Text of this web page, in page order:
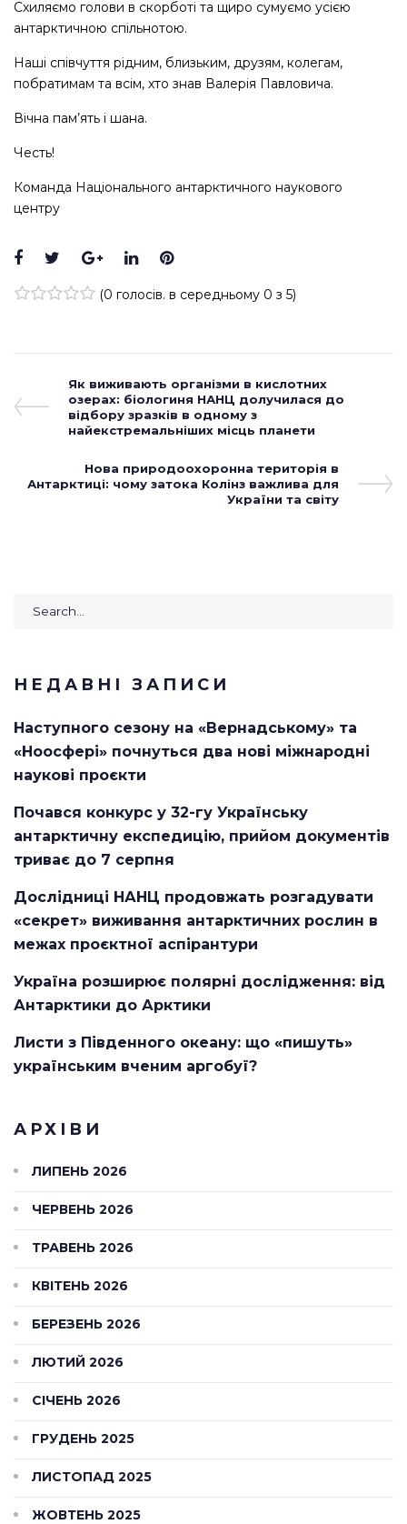
Схиляємо голови в скорботі та щиро сумуємо усією
антарктичною спільнотою.
Наші співчуття рідним, близьким, друзям, колегам,
побратимам та всім, хто знав Валерія Павловича.
Вічна пам’ять і шана.
Честь!
Команда Національного антарктичного наукового
центру
Facebook
TwitterGoogle+
LinkedInPinterest
(0 голосів. в середньому 0 з 5)
Навігація
записів
Previous
Post
Як виживають організми в кислотних
озерах: біологиня НАНЦ долучилася до
відбору зразків в одному з
найекстремальніших місць планети
Next
Post
Нова природоохоронна територія в
Антарктиці: чому затока Колінз важлива для
України та світу
Search
НЕДАВНІ ЗАПИСИ
Наступного сезону на «Вернадському» та
«Ноосфері» почнуться два нові міжнародні
наукові проєкти
Почався конкурс у 32-гу Українську
антарктичну експедицію, прийом документів
триває до 7 серпня
Дослідниці НАНЦ продовжать розгадувати
«секрет» виживання антарктичних рослин в
межах проєктної аспірантури
Україна розширює полярні дослідження: від
Антарктики до Арктики
Листи з Південного океану: що «пишуть»
українським вченим аргобуї?
АРХІВИ
ЛИПЕНЬ 2026
ЧЕРВЕНЬ 2026
ТРАВЕНЬ 2026
КВІТЕНЬ 2026
БЕРЕЗЕНЬ 2026
ЛЮТИЙ 2026
СІЧЕНЬ 2026
ГРУДЕНЬ 2025
ЛИСТОПАД 2025
ЖОВТЕНЬ 2025